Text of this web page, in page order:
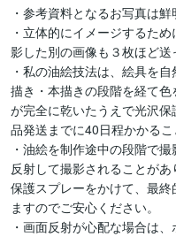
・参考資料となるお写真は
・立体的にイメージするた
影した別の画像も３枚ほど送
・私の油絵技法は、絵具を
描き・本描きの段階を経て
が完全に乾いたうえで光沢
品発送までに40日程かかるこ
・油絵を制作途中の段階で
反射して撮影されることが
保護スプレーをかけて、最
ますのでご安心ください。
・画面反射が心配な場合は